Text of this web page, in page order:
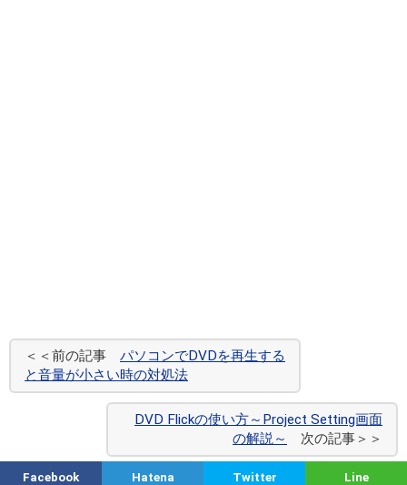
＜＜前の記事 パソコンでDVDを再生する
と音量が小さい時の対処法
DVD Flickの使い方～Project Setting画面
の解説～
次の記事＞＞
Facebook Hatena Twitter Line